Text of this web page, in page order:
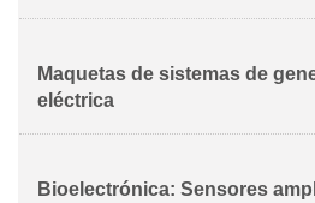
Maquetas de sistemas de
eléctrica
Bioelectrónica: Sensores